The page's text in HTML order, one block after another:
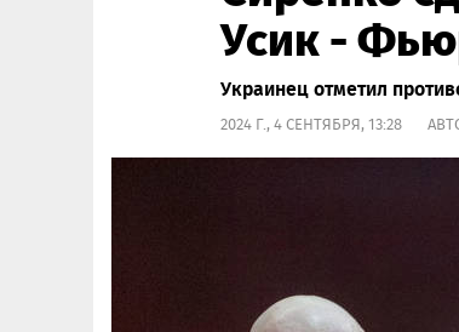
Усик -
Украинец отметил
2024 Г., 4 СЕНТЯБРЯ, 13:28